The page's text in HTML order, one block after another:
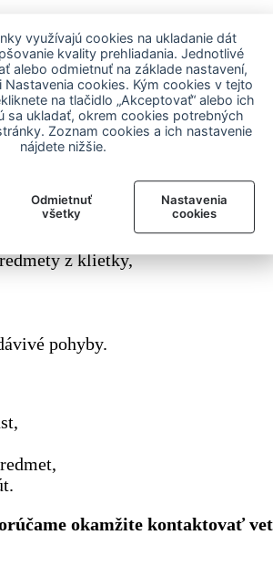
nahromadená potrava môžu brániť
môžu napodobňovať zvracanie.
z klietky môžu spôsobiť
stavy môžu vyvolať dávivé
pohybom pripomínajúcim
môžu zhoršiť dýchanie a vyvolať
s dýchaním,
z klietky,
pohyby.
okamžite kontaktovať
využívajú cookies na ukladanie dát
kvality prehliadania. Jednotlivé
alebo odmietnuť na základe nastavení,
Nastavenia cookies. Kým cookies v tejto
na tlačidlo „Akceptovať“ alebo ich
sa ukladať, okrem cookies potrebných
Zoznam cookies a ich nastavenie
nájdete nižšie.
Odmietnuť
všetky
Nastavenia
cookies